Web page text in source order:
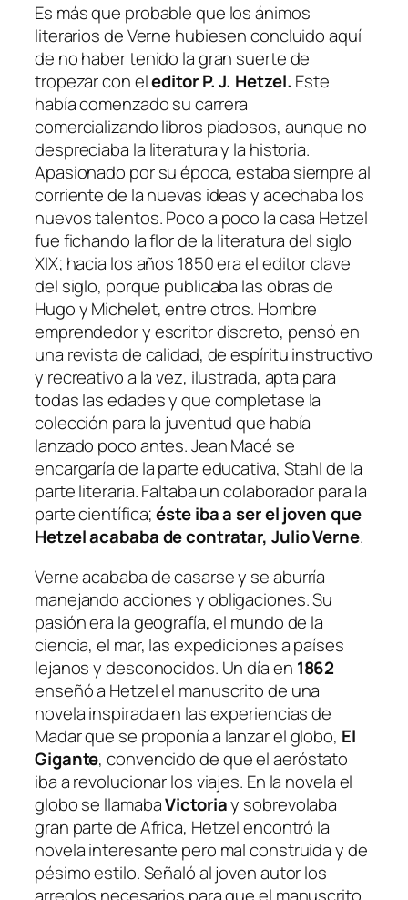
Es más que probable que los ánimos
literarios de Verne hubiesen concluido aquí
de no haber tenido la gran suerte de
tropezar con eleditor P. J. Hetzel. Este
había comenzado su carrera
comercializando libros piadosos, aunque no
despreciaba la literatura y la historia.
Apasionado por su época, estaba siempre al
corriente de la nuevas ideas y acechaba los
nuevos talentos. Poco a poco la casa Hetzel
fue fichando la flor de la literatura del siglo
XIX; hacia los años 1850 era el editor clave
del siglo, porque publicaba las obras de
Hugo y Michelet, entre otros. Hombre
emprendedor y escritor discreto, pensó en
una revista de calidad, de espíritu instructivo
y recreativo a la vez, ilustrada, apta para
todas las edades y que completase la
colección para la juventud que había
lanzado poco antes. Jean Macé se
encargaría de la parte educativa, Stahl de la
parte literaria. Faltaba un colaborador para la
parte científica;éste iba a ser el joven que
Hetzel acababa de contratar, Julio Verne.
Verne acababa de casarse y se aburría
manejando acciones y obligaciones. Su
pasión era la geografía, el mundo de la
ciencia, el mar, las expediciones a países
lejanos y desconocidos. Un día en 1862
enseñó a Hetzel el manuscrito de una
novela inspirada en las experiencias de
Madar que se proponía a lanzar el globo, El
Gigante, convencido de que el aeróstato
iba a revolucionar los viajes. En la novela el
globo se llamabaVictoriay sobrevolaba
gran parte de Africa, Hetzel encontró la
novela interesante pero mal construida y de
pésimo estilo. Señaló al joven autor los
arreglos necesarios para que el manuscrito